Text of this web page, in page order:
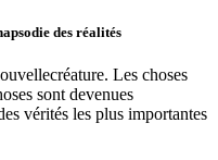
des réalités
Les choses
sont devenues
vérités les plus importantes